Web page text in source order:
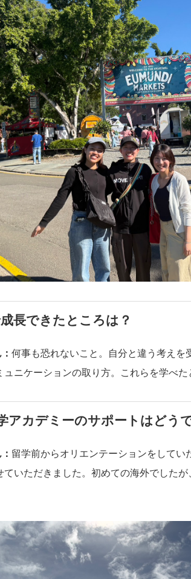
長できたところは？
何事も恐れないこと。自分と違う考えを
ュニケーションの取り方。これらを学べた
アカデミーのサポートはどう
留学前からオリエンテーションをして
ていただきました。初めての海外でした